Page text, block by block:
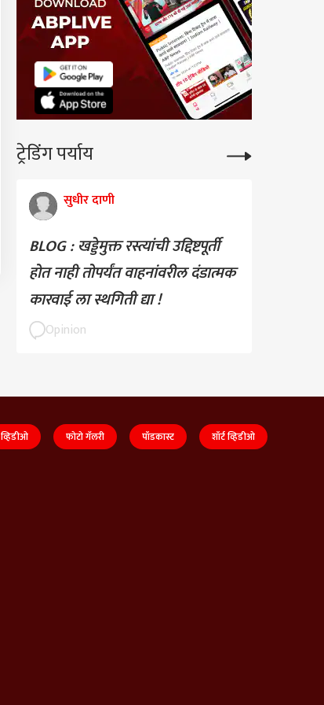
ट्रेडिंग पर्याय
सुधीर दाणी
BLOG : खड्डेमुक्त रस्त्यांची उद्दिष्टपूर्ती
होत नाही तोपर्यंत वाहनांवरील दंडात्मक
कारवाई ला स्थगिती द्या !
Opinion
व्हिडीओ फोटो गॅलरी पॉडकास्ट शॉर्ट व्हिडीओ